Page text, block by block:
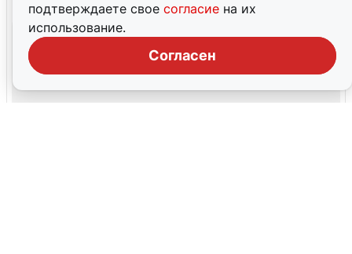
подтверждаете свое согласие на их
использование.
Согласен